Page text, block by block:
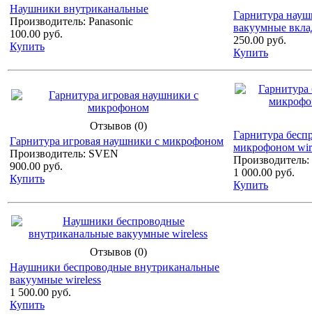
Наушники внутриканальные
Производитель: Panasonic
100.00 руб.
Купить
Гарнитура
вакуумные
250.00 руб.
Купить
Отзывов (0)
Гарнитура игровая наушники с микрофоном
Производитель: SVEN
900.00 руб.
Купить
Гарнитура
микрофоном
1 000.00 руб.
Купить
Отзывов (0)
Наушники беспроводные внутриканальные
вакуумные wireless
1 500.00 руб.
Купить